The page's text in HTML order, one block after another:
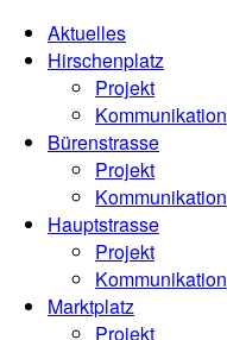
Aktuelles
Hirschenplatz
Projekt
Kommunikation
Bürenstrasse
Projekt
Kommunikation
Hauptstrasse
Projekt
Kommunikation
Marktplatz
Projekt